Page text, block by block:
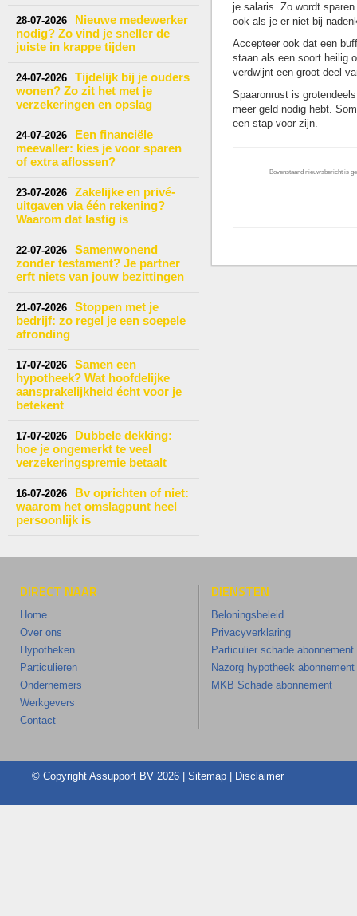
28-07-2026
Nieuwe medewerker
nodig? Zo vind je sneller de
juiste in krappe tijden
24-07-2026
Tijdelijk bij je ouders
wonen? Zo zit het met je
verzekeringen en opslag
24-07-2026
Een financiële
meevaller: kies je voor sparen
of extra aflossen?
23-07-2026
Zakelijke en privé-
uitgaven via één rekening?
Waarom dat lastig is
22-07-2026
Samenwonend
zonder testament? Je partner
erft niets van jouw bezittingen
21-07-2026
Stoppen met je
bedrijf: zo regel je een soepele
afronding
17-07-2026
Samen een
hypotheek? Wat hoofdelijke
aansprakelijkheid écht voor je
betekent
17-07-2026
Dubbele dekking:
hoe je ongemerkt te veel
verzekeringspremie betaalt
16-07-2026
Bv oprichten of niet:
waarom het omslagpunt heel
persoonlijk is
je salaris. Zo wordt
ook als je er niet bij
Accepteer ook dat een
staan als een soort heilig
verdwijnt een groot deel
Spaaronrust is
meer geld nodig hebt.
een stap voor zijn.
Bovenstaand nieuwsbericht is
DIRECT NAAR
Home
Over ons
Hypotheken
Particulieren
Ondernemers
Werkgevers
Contact
DIENSTEN
Beloningsbeleid
Privacyverklaring
Particulier schade abonnement
Nazorg hypotheek abonnement
MKB Schade abonnement
© Copyright Assupport BV 2026 | Sitemap Disclaimer